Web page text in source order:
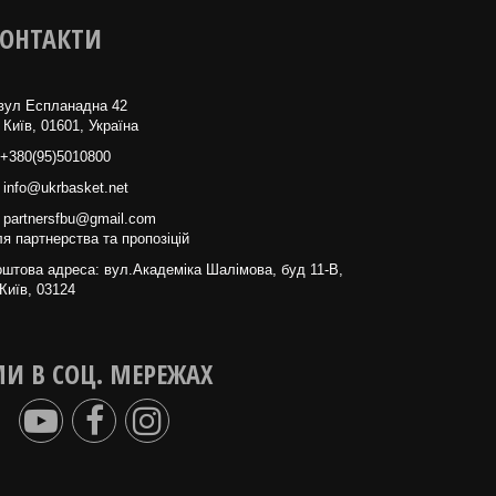
Еспланадна 42
01601, Україна
+380(95)5010800
info@ukrbasket.net
partnersfbu@gmail.com
партнерства та пропозіцій
адреса: вул.Академіка Шалімова, буд 11-В,
03124
В СОЦ. МЕРЕЖАХ